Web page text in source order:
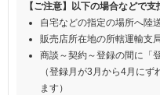
【ご注意】以下の場合などで
自宅などの指定の場所へ陸
販売店所在地の所轄運輸支
商談～契約～登録の間に「
（登録月が3月から4月に
ます）